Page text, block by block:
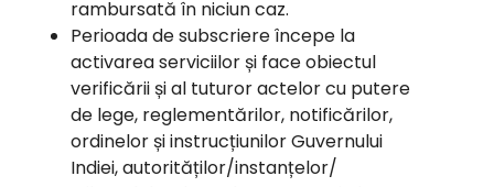
rambursată în niciun caz.
Perioada de subscriere începe la
activarea serviciilor și face obiectul
verificării și al tuturor actelor cu putere
de lege, reglementărilor, notificărilor,
ordinelor și instrucțiunilor Guvernului
Indiei, autorităților/instanțelor/